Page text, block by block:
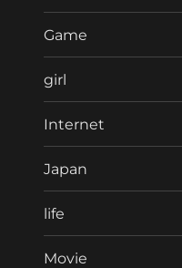
Game
girl
Internet
Japan
life
Movie